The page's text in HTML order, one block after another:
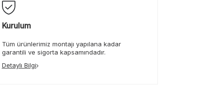
Kurulum
Tüm ürünlerimiz montajı yapılana kadar
garantili ve sigorta kapsamındadır.
Detaylı Bilgi